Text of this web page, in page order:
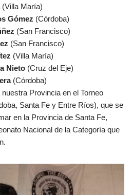
(Villa María)
Gómez (Córdoba)
(San Francisco)
(San Francisco)
(Villa María)
Nieto (Cruz del Eje)
(Córdoba)
Provincia en el Torneo
Santa Fe y Entre Ríos), que se
en la Provincia de Santa Fe,
Nacional de la Categoría que